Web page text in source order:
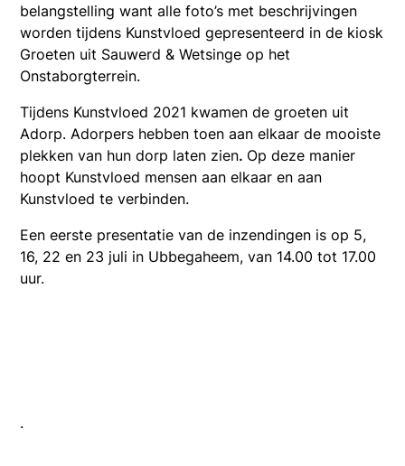
belangstelling want alle foto’s met beschrijvingen
worden tijdens Kunstvloed gepresenteerd in de kiosk
Groeten uit Sauwerd & Wetsinge op het
Onstaborgterrein.
Tijdens Kunstvloed 2021 kwamen de groeten uit
Adorp. Adorpers hebben toen aan elkaar de mooiste
plekken van hun dorp laten zien. Op deze manier
hoopt Kunstvloed mensen aan elkaar en aan
Kunstvloed te verbinden.
Een eerste presentatie van de inzendingen is op 5,
16, 22 en 23 juli in Ubbegaheem, van 14.00 tot 17.00
uur.
.